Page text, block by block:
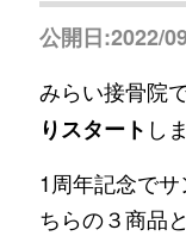
公開日:2022/
みらい接骨院
りスタート し
1周年記念で
ちらの３商品